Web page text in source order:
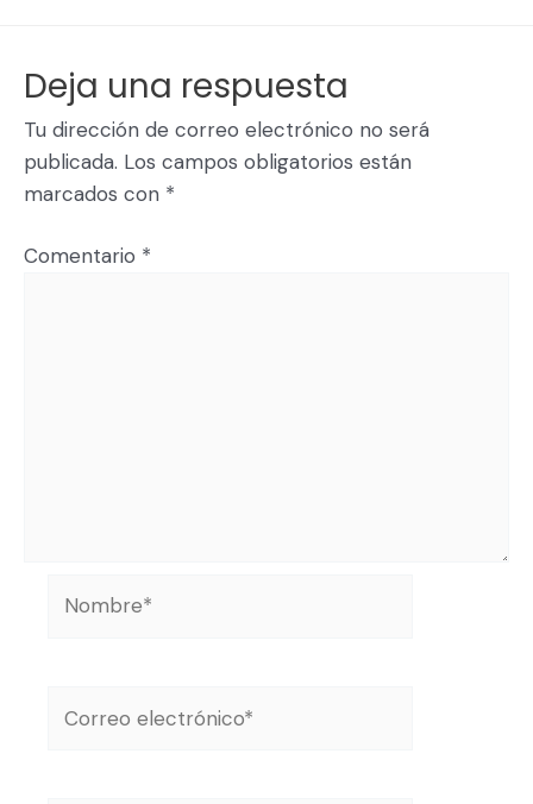
Deja una respuesta
Tu dirección de correo electrónico no será
publicada. Los campos obligatorios están
marcados con *
Comentario *